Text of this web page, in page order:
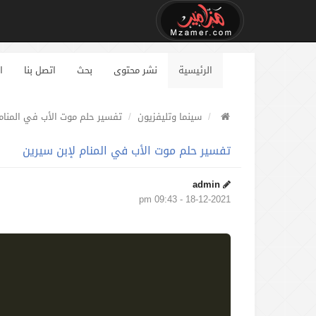
الرئيسية نشر محتوى بحث اتصل بنا
سينما وتليفزيون تفسير حلم موت الأب في
تفسير حلم موت الأب في المنام لإبن سيرين
admin
18-12-2021 - 09:43 pm